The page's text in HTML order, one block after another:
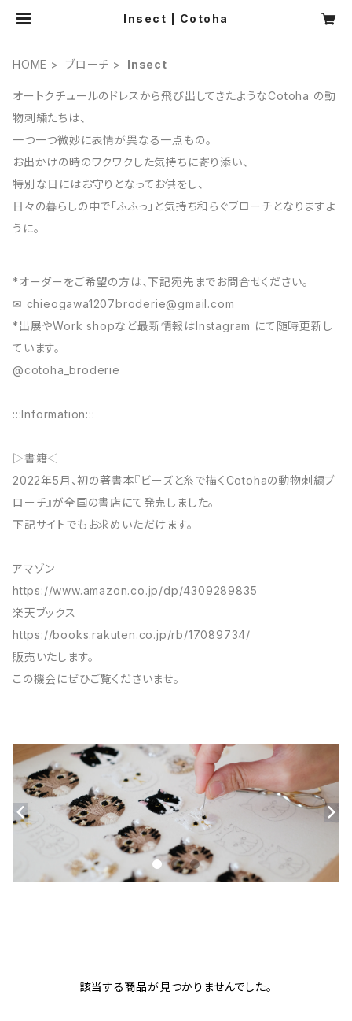
Insect | Cotoha
HOME ブローチ Insect
オートクチュールのドレスから飛び出してきたようなCotoha の動
物刺繍たちは、
一つ一つ微妙に表情が異なる一点もの。
お出かけの時のワクワクした気持ちに寄り添い、
特別な日にはお守りとなってお供をし、
日々の暮らしの中で「ふふっ」と気持ち和らぐブローチとなりますよ
うに。
*オーダーをご希望の方は、下記宛先までお問合せください。
✉︎ chieogawa1207broderie@gmail.com
*出展やWork shopなど最新情報はInstagram にて随時更新し
ています。
@cotoha_broderie
:::Information:::
▷書籍◁
2022年5月、初の著書本『ビーズと糸で描くCotohaの動物刺繍ブ
ローチ』が全国の書店にて発売しました。
下記サイトでもお求めいただけます。
アマゾン
https://www.amazon.co.jp/dp/4309289835
楽天ブックス
https://books.rakuten.co.jp/rb/17089734/
販売いたします。
この機会にぜひご覧くださいませ。
該当する商品が見つかりませんでした。